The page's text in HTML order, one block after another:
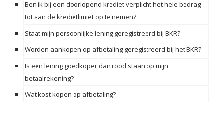
Ben ik bij een doorlopend krediet verplicht het hele bedrag
tot aan de kredietlimiet op te nemen?
Staat mijn persoonlijke lening geregistreerd bij BKR?
Worden aankopen op afbetaling geregistreerd bij het BKR?
Is een lening goedkoper dan rood staan op mijn
betaalrekening?
Wat kost kopen op afbetaling?